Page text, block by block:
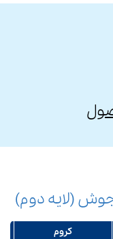
کروم
(لایه دوم)